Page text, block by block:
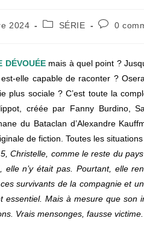
2024
PostSÉRIE 0
DÉVOUÉEmais à quel point ?
elle capable de raconter ?
plus sociale ? C’est toute la
créée par Fanny Burdino,
du Bataclan d’Alexandre
de fiction. Toutes les
Christelle, comme le reste du
n’y était pas. Pourtant, elle
survivants de la compagnie et
essentiel. Mais à mesure que
Vrais mensonges, fausse